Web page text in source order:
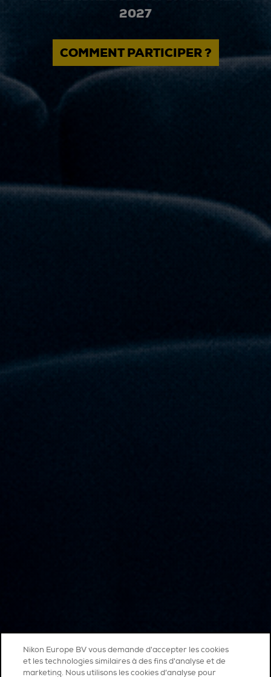
2027
COMMENT PARTICIPER ?
Nikon Europe BV vous demande d'accepter les cookies
et les technologies similaires à des fins d'analyse et de
marketing. Nous utilisons les cookies d’analyse pour